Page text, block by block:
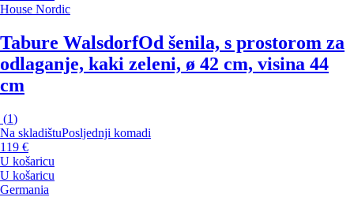
House Nordic
Tabure WalsdorfOd šenila, s prostorom za
odlaganje, kaki zeleni, ø 42 cm, visina 44
cm
(1)
Na skladištuPosljednji komadi
119 €
U košaricu
U košaricu
Germania